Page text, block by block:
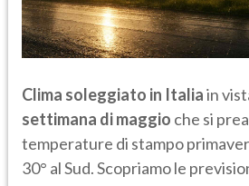
Clima soleggiato in Italiain
settimana di maggio che si
temperature di stampo
30° al Sud. Scopriamo le